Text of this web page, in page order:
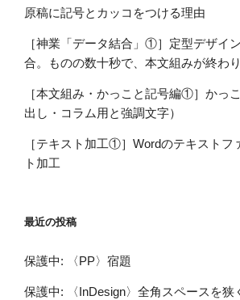
原稿に記号とカッコをつける理由
［神業「データ結合」①］定型デザイ
合。ものの数十秒で、本文組みが終わり
［本文組み・かっこと記号編①］かっ
出し・コラム用と強調文字）
［テキスト加工①］Wordのテキストフ
ト加工
最近の投稿
保護中: 〈PP〉宿題
保護中: 〈InDesign〉全角スペースを狭